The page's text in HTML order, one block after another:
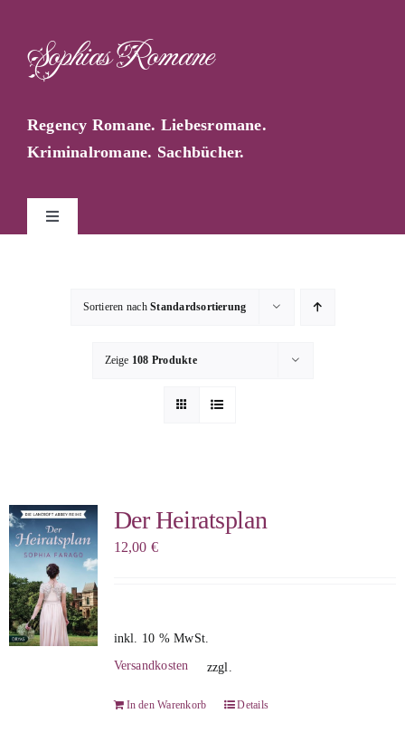
springenSophias Romane
Regency Romane. Liebesromane.
Kriminalromane. Sachbücher.
Toggle
Sophie Berg
Sophia Rauchberg
Dr. Rauchberger
Sortieren nachStandardsortierung
Zeige 108 Produkte
Der Heiratsplan
12,00 €
inkl. 10 % MwSt.
zzgl.
Versandkosten
In den Warenkorb Details